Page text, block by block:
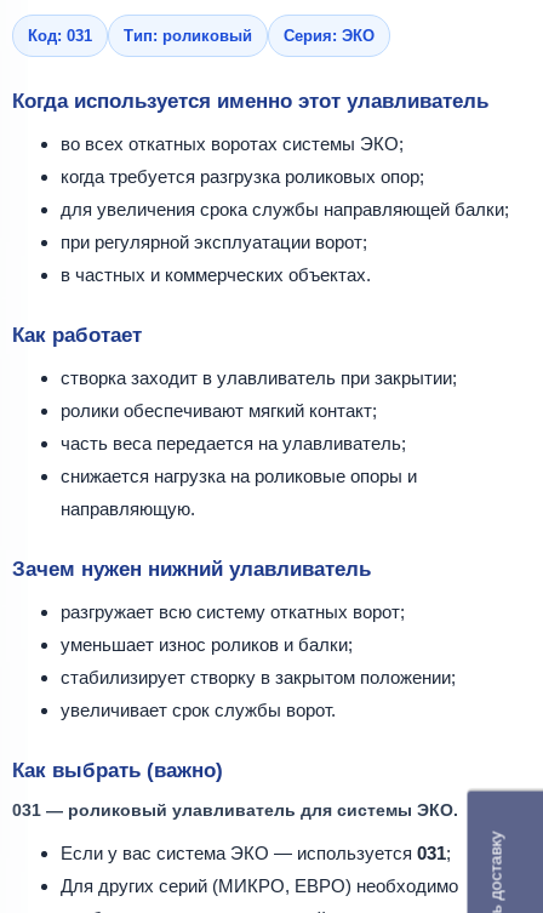
Код: 031 Тип: роликовый Серия: ЭКО
Когда используется именно этот улавливатель
во всех откатных воротах системы ЭКО;
когда требуется разгрузка роликовых опор;
для увеличения срока службы направляющей балки;
при регулярной эксплуатации ворот;
в частных и коммерческих объектах.
Как работает
створка заходит в улавливатель при закрытии;
ролики обеспечивают мягкий контакт;
часть веса передается на улавливатель;
снижается нагрузка на роликовые опоры и
направляющую.
Зачем нужен нижний улавливатель
разгружает всю систему откатных ворот;
уменьшает износ роликов и балки;
стабилизирует створку в закрытом положении;
увеличивает срок службы ворот.
Как выбрать (важно)
031 — роликовый улавливатель для системы ЭКО.
Если у вас система ЭКО — используется 031;
Для других серий (МИКРО, ЕВРО) необходимо